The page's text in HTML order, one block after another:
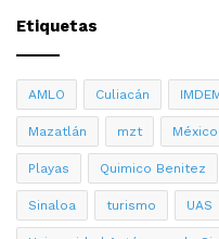
Etiquetas
AMLO Culiacán
Mazatlán mzt México
Playas Quimico Benitez
Sinaloa turismo UAS